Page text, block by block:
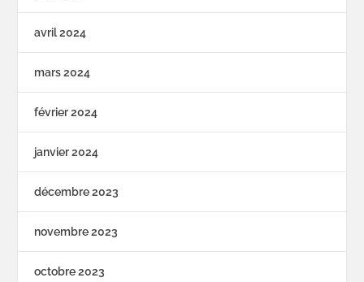
avril 2024
mars 2024
février 2024
janvier 2024
décembre 2023
novembre 2023
octobre 2023